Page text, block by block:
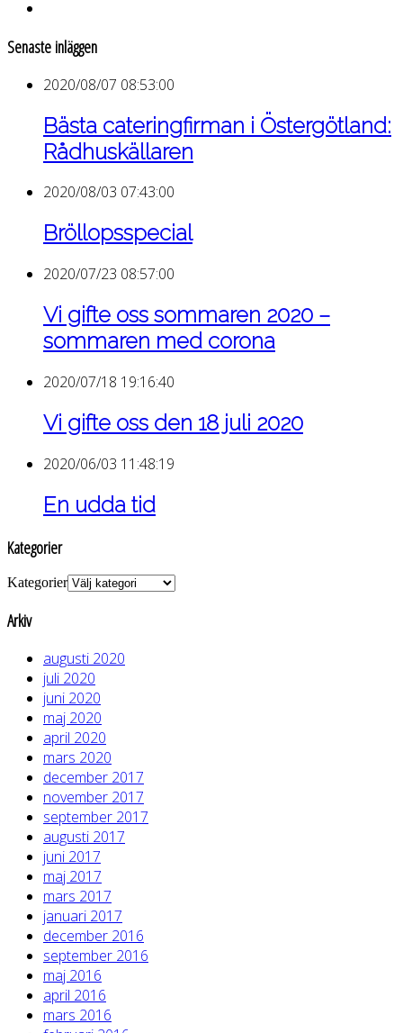
Senaste inläggen
2020/08/07 08:53:00
Bästa cateringfirman i Östergötland:
Rådhuskällaren
2020/08/03 07:43:00
Bröllopsspecial
2020/07/23 08:57:00
Vi gifte oss sommaren 2020 –
sommaren med corona
2020/07/18 19:16:40
Vi gifte oss den 18 juli 2020
2020/06/03 11:48:19
En udda tid
Kategorier
Kategorier
Arkiv
augusti 2020
juli 2020
juni 2020
maj 2020
april 2020
mars 2020
december 2017
november 2017
september 2017
augusti 2017
juni 2017
maj 2017
mars 2017
januari 2017
december 2016
september 2016
maj 2016
april 2016
mars 2016